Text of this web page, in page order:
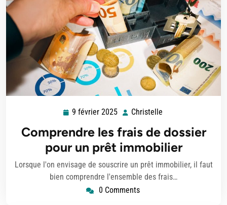
9 février 2025
février
2025
Christelle
Comprendre les frais de dossier
pour un prêt immobilier
Lorsque l'on envisage de souscrire un prêt immobilier, il faut
bien comprendre l'ensemble des frais…
0 Comments